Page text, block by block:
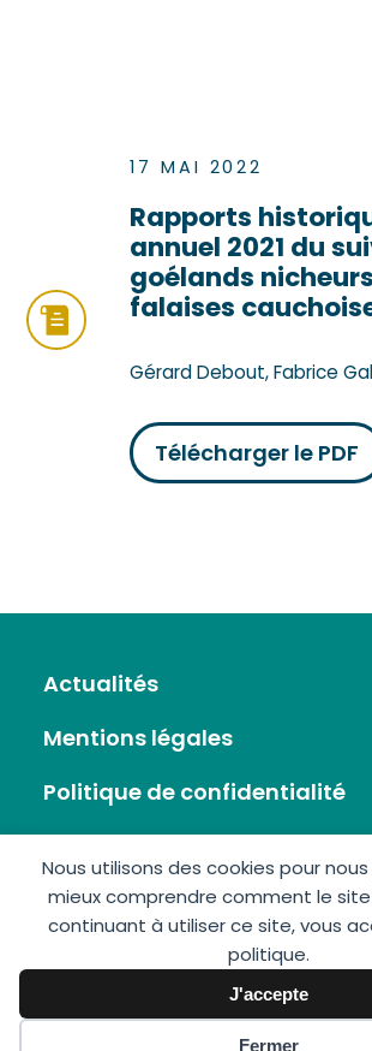
Nous utilisons des cookies pour
mieux comprendre comment le site
continuant à utiliser ce site, vous
politique.
J'accepte
Fermer
17 MAI 2022
Rapports
annuel 2021 du
goélands
falaises
Gérard Debout, Fabrice
Télécharger le PDF
Actualités
Mentions légales
Politique de confidentialité
Plan du site